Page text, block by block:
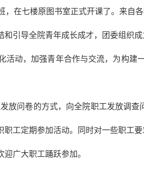
七楼原图书室正式开课了。来自
引导全院青年成长成才，团委组织成
动，加强青年合作与交流，为构建
问卷的方式，向全院职工发放调
工定期参加活动。同时对一些职工
动，欢迎广大职工踊跃参加。